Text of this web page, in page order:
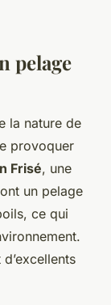
pelage
la nature de
provoquer
Frisé, une
un pelage
ce qui